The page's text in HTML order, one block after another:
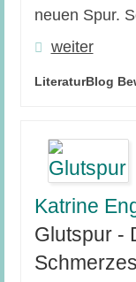
neuen Spur.
weiter
LiteraturBlog
Katrine
Glutspur -
Schmerzes